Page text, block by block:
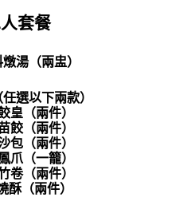
套餐
湯（兩盅）
選以下兩款）
皇（兩件）
餃（兩件）
包（兩件）
爪（一籠）
卷（兩件）
酥（兩件）